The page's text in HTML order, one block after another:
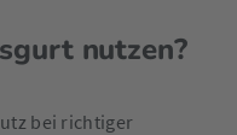
nutzen?
bei richtiger